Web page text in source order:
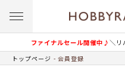
ファイナルセール開催中♪＼リ
トップページ 会員登録